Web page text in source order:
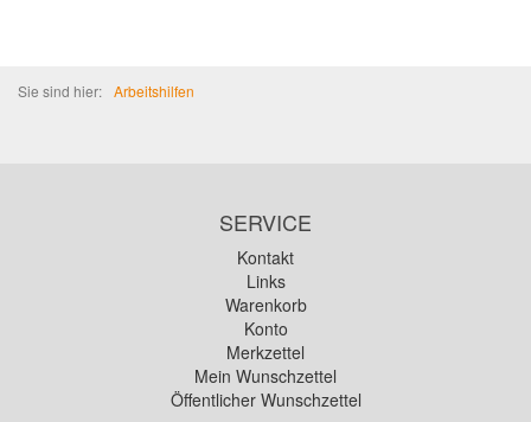
Sie sind hier: Arbeitshilfen
SERVICE
Kontakt
Links
Warenkorb
Konto
Merkzettel
Mein Wunschzettel
Öffentlicher Wunschzettel